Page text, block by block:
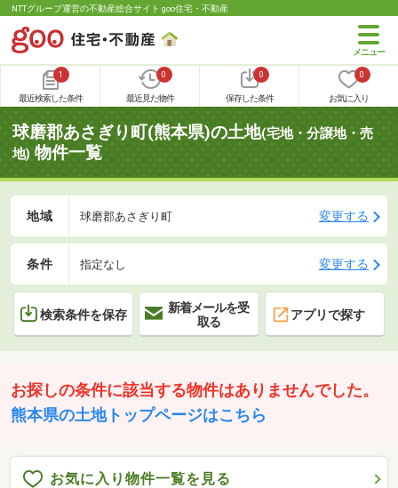
NTTグループ運営の不動産総合サイト goo住宅・不動産
1
最近検索した条件
0
最近見た物件
0
保存した条件
0
お気に入り
球磨郡あさぎり町(熊本県)の土地(宅地・分譲地・売
地) 物件一覧
地域 球磨郡あさぎり町 変更する
条件 指定なし 変更する
検索条件を保存
新着メールを受
取る
アプリで探す
お探しの条件に該当する物件はありませんでした。
熊本県の土地トップページはこちら
お気に入り物件一覧を見る